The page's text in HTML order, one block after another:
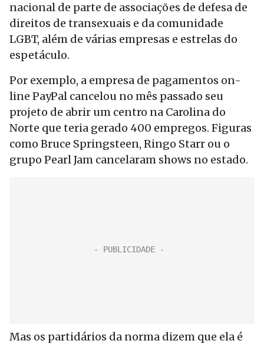
nacional de parte de associações de defesa de
direitos de transexuais e da comunidade
LGBT, além de várias empresas e estrelas do
espetáculo.
Por exemplo, a empresa de pagamentos on-
line PayPal cancelou no mês passado seu
projeto de abrir um centro na Carolina do
Norte que teria gerado 400 empregos. Figuras
como Bruce Springsteen, Ringo Starr ou o
grupo Pearl Jam cancelaram shows no estado.
Mas os partidários da norma dizem que ela é